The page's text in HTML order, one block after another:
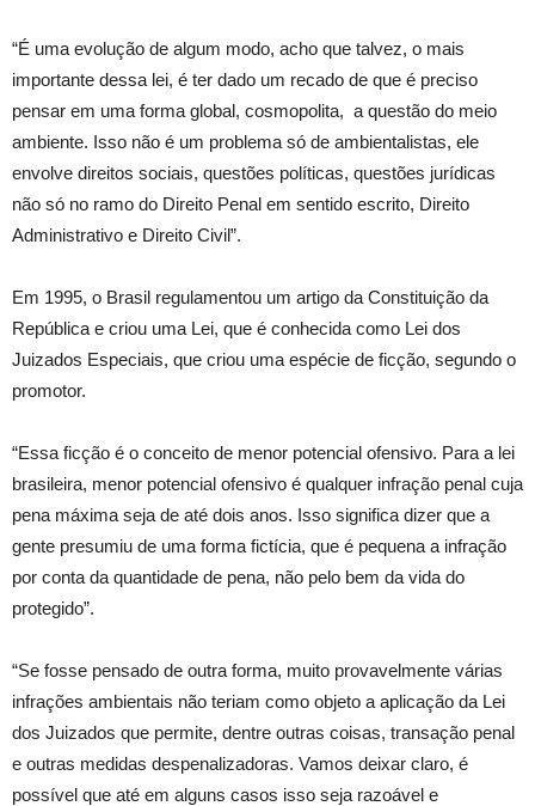
“É uma evolução de algum modo, acho que talvez, o mais
importante dessa lei, é ter dado um recado de que é preciso
pensar em uma forma global, cosmopolita, a questão do meio
ambiente. Isso não é um problema só de ambientalistas, ele
envolve direitos sociais, questões políticas, questões jurídicas
não só no ramo do Direito Penal em sentido escrito, Direito
Administrativo e Direito Civil”.
Em 1995, o Brasil regulamentou um artigo da Constituição da
República e criou uma Lei, que é conhecida como Lei dos
Juizados Especiais, que criou uma espécie de ficção, segundo o
promotor.
“Essa ficção é o conceito de menor potencial ofensivo. Para a lei
brasileira, menor potencial ofensivo é qualquer infração penal cuja
pena máxima seja de até dois anos. Isso significa dizer que a
gente presumiu de uma forma fictícia, que é pequena a infração
por conta da quantidade de pena, não pelo bem da vida do
protegido”.
“Se fosse pensado de outra forma, muito provavelmente várias
infrações ambientais não teriam como objeto a aplicação da Lei
dos Juizados que permite, dentre outras coisas, transação penal
e outras medidas despenalizadoras. Vamos deixar claro, é
possível que até em alguns casos isso seja razoável e